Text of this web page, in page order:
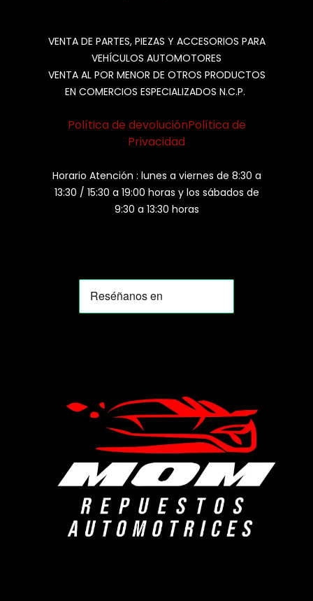
VENTA DE PARTES, PIEZAS Y ACCESORIOS PARA
VEHÍCULOS AUTOMOTORES
VENTA AL POR MENOR DE OTROS PRODUCTOS
EN COMERCIOS ESPECIALIZADOS N.C.P.
Política de devoluciónPolítica de
Privacidad
Horario Atención : lunes a viernes de 8:30 a
13:30 / 15:30 a 19:00 horas y los sábados de
9:30 a 13:30 horas